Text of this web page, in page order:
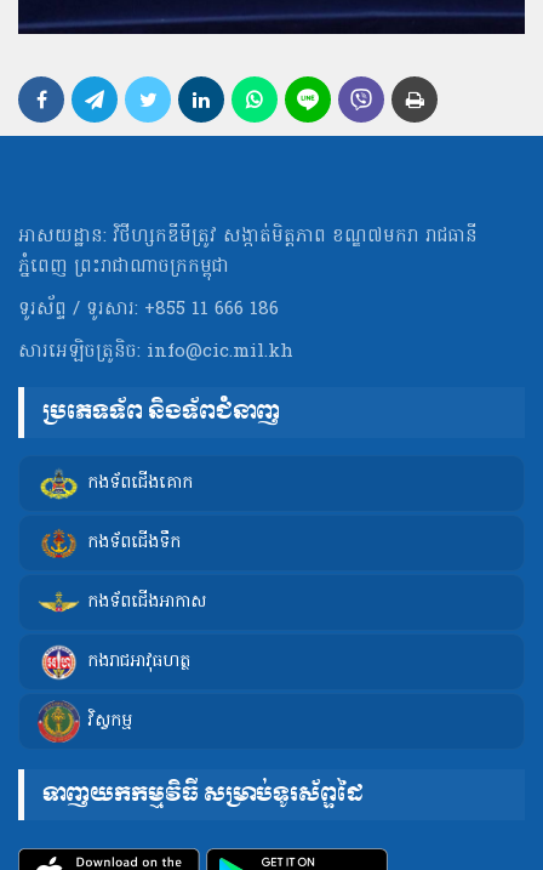
អាសយដ្ឋាន: វិថីហ្សកឌីមីត្រូវ សង្កាត់មិត្ដភាព ខណ្ឌ៧មករា រាជធានី
ភ្នំពេញ ព្រះរាជាណាចក្រកម្ពុជា
ទូរស័ព្ទ / ទូរសារ: +855 11 666 186
សារអេឡិចត្រូនិច: info@cic.mil.kh
ប្រភេទទ័ព និងទ័ពជំនាញ
កងទ័ពជើងគោក
កងទ័ពជើងទឹក
កងទ័ពជើងអាកាស
កងរាជអាវុធហត្ថ
វិស្វកម្ម
ទាញយកកម្មវិធី សម្រាប់ទូរស័ព្ទដៃ